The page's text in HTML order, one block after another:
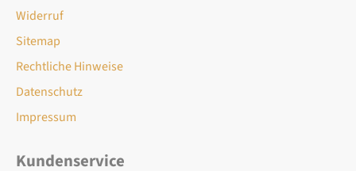
Widerruf
Sitemap
Rechtliche Hinweise
Datenschutz
Impressum
Kundenservice